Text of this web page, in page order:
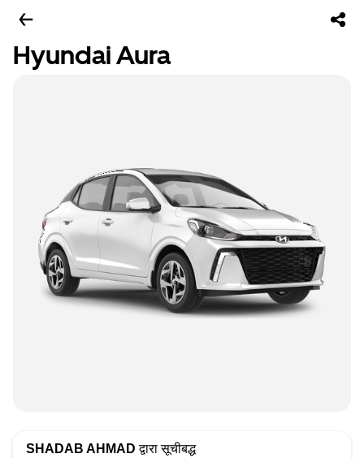
Hyundai Aura
SHADAB AHMAD द्वारा सूचीबद्ध